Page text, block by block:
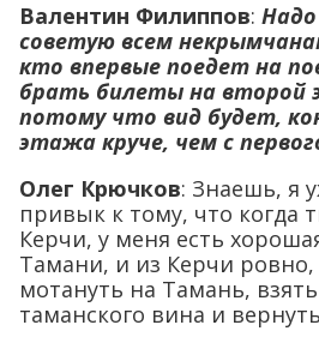
Валентин Филиппов:
советую всем
кто впервые поедет на
брать билеты на второй
потому что вид будет,
этажа круче, чем с
Олег Крючков: Знаешь, я
привык к тому, что когда
Керчи, у меня есть
Тамани, и из Керчи
мотануть на Тамань,
таманского вина и